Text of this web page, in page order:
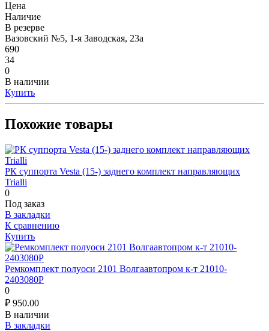
Цена
Наличие
В резерве
Вазовский №5, 1-я Заводская, 23а
690
34
0
В наличии
Купить
Похожие товары
РК суппорта Vesta (15-) заднего комплект направляющих
Trialli
0
Под заказ
В закладки
К сравнению
Купить
Ремкомплект полуоси 2101 Волгаавтопром к-т 21010-
2403080Р
0
₽ 950.00
В наличии
В закладки